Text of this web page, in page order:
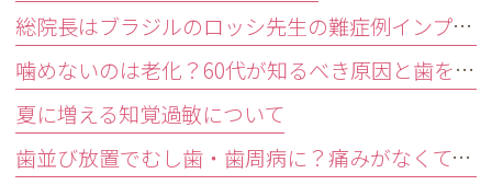
総院長はブラジルのロッシ先生の難症例インプラントオペ研修会に参加しました。
噛めないのは老化？60代が知るべき原因と歯を残す精密治療
夏に増える知覚過敏について
歯並び放置でむし歯・歯周病に？痛みがなくても受診すべきサイン